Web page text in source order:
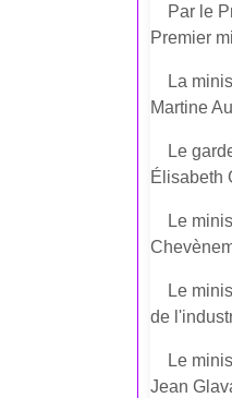
Par le
Premier
La
Martine
Le
Élisabeth
Le
Le
de
Le
Jean